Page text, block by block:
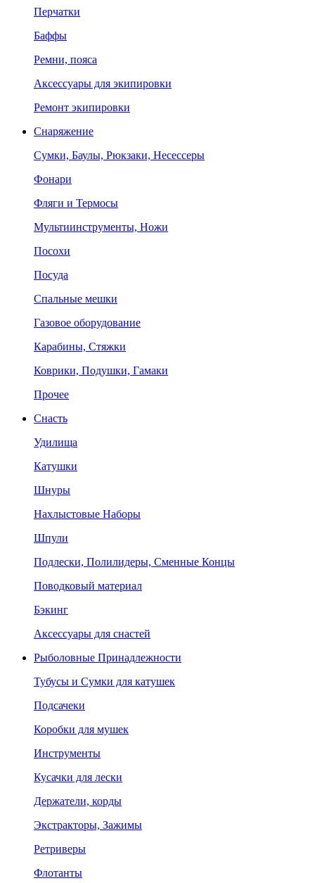
Перчатки
Баффы
Ремни, пояса
Аксессуары для экипировки
Ремонт экипировки
Снаряжение
Сумки, Баулы, Рюкзаки, Несессеры
Фонари
Фляги и Термосы
Мультиинструменты, Ножи
Посохи
Посуда
Спальные мешки
Газовое оборудование
Карабины, Стяжки
Коврики, Подушки, Гамаки
Прочее
Снасть
Удилища
Катушки
Шнуры
Нахлыстовые Наборы
Шпули
Подлески, Полилидеры, Сменные Концы
Поводковый материал
Бэкинг
Аксессуары для снастей
Рыболовные Принадлежности
Тубусы и Сумки для катушек
Подсачеки
Коробки для мушек
Инструменты
Кусачки для лески
Держатели, корды
Экстракторы, Зажимы
Ретриверы
Флотанты